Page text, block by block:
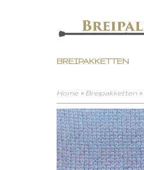
BREIPAKKETTEN
Home > Breipakketten >